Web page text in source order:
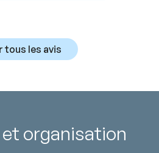
tous les avis
organisation